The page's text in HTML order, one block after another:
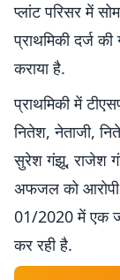
प्लांट परिसर में
प्राथमिकी दर्ज की
कराया है.
प्राथमिकी में
नितेश, नेताजी,
सुरेश गंझू, राजेश
अफजल को आरोपी
01/2020 में एक
कर रही है.